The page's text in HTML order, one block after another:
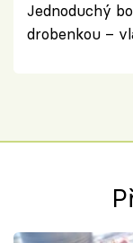
Jednoduchý
drobenkou –